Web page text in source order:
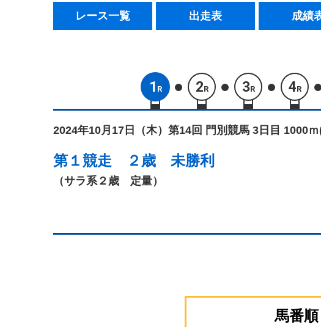
レース一覧 出走表 成績
1 R 2R 3R 4R
2024年10月17日（木） 第14回 門別競馬 3日目 1000
第１競走 ２歳 未勝利
（サラ系２歳 定量）
馬番順